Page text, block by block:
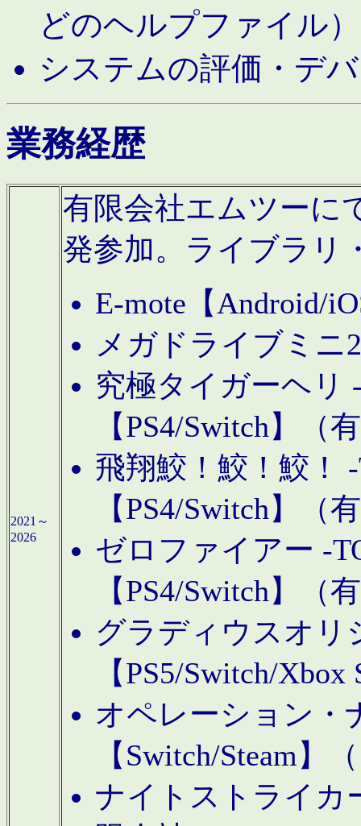
どのヘルプファイル）
システムの評価・デ
業務経歴
2021～
2026
有限会社エムツーに
発参加。ライブラリ
E-mote【Android/
メガドライブミニ
究極タイガーヘリ
【PS4/Switch】（
飛翔鮫！鮫！鮫！
【PS4/Switch】（
ゼロファイアー -
【PS4/Switch】（
グラディウスオリ
【PS5/Switch/
オペレーション・
【Switch/Steam】
ナイトストライカ